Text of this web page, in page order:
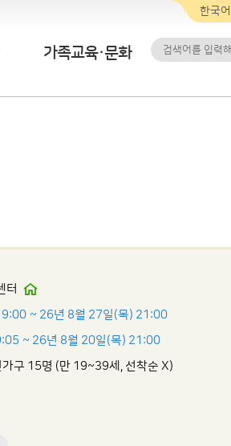
가족교육·문화
터
~ 26년 8월 27일(목) 21:00
~ 26년 8월 20일(목) 21:00
가구 15명 (만 19~39세, 선착순 X)